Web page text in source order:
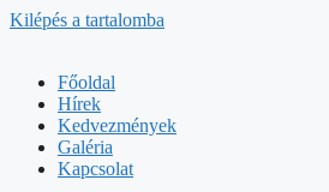
Kilépés a tartalomba
Főoldal
Hírek
Kedvezmények
Galéria
Kapcsolat